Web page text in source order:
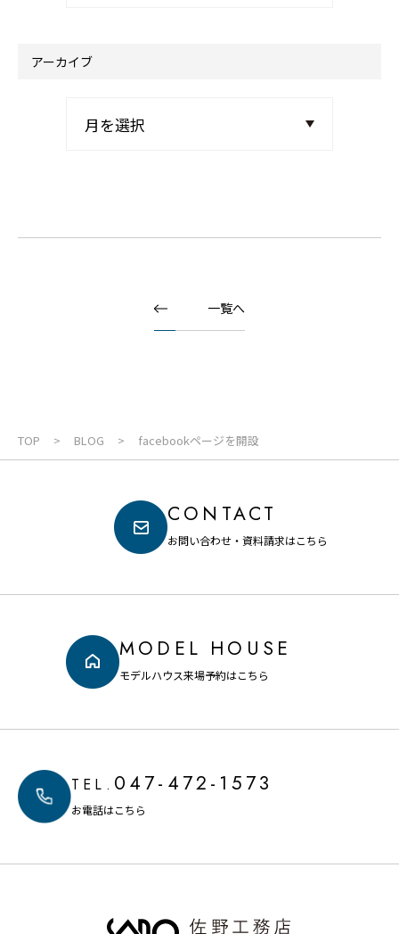
アーカイブ
一覧へ
TOP BLOG facebookページを開設
CONTACT
お問い合わせ・資料請求はこちら
MODEL HOUSE
モデルハウス来場予約はこちら
TEL. 047-472-1573
お電話はこちら